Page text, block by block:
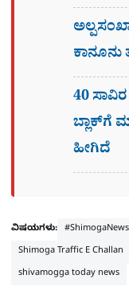
40
ಬ್ಲಾಕ್‌ಗೆ
ಹೀಗಿದೆ
ವಿಷಯಗಳು: #ShimogaNews
Shimoga Traffic E Challan
shivamogga today news